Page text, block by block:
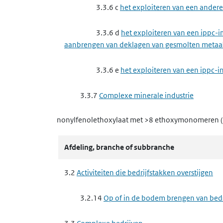
3.4.6 a het maken van elastomeren,
3.4.6 e het maken van
3.3.6 c het exploiteren van een
3.3.6 d het exploiteren van een ippc-
aanbrengen van deklagen van gesmolten
3.3.6 e het exploiteren van een ippc-
3.3.7 Complexe minerale industrie
3.3.7 dhet exploiteren van een ippc-
3.3.7 ehet exploiteren van een
nonylfenolethoxylaat met >8 ethoxymonomeren
Afdeling, branche of subbranche
3.2 Activiteiten die bedrijfstakken overstijgen
3.2.14 Op of in de bodem brengen van